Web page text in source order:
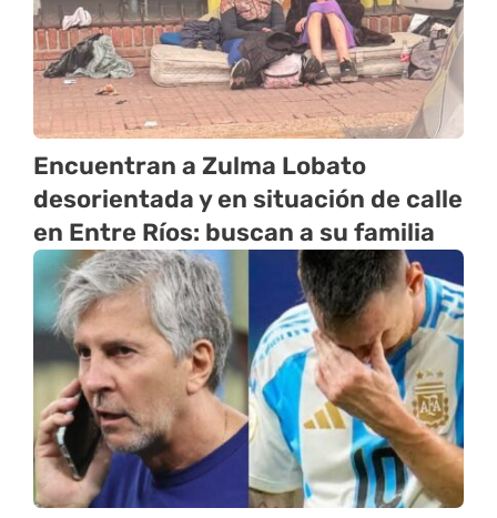
Encuentran a Zulma Lobato
desorientada y en situación de calle
en Entre Ríos: buscan a su familia